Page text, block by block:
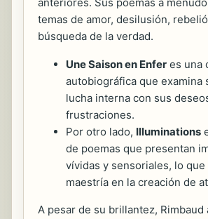
temas de amor, desilusión,
búsqueda de la verdad.
Une Saison en Enfer es una
autobiográfica que examina
lucha interna con sus
frustraciones.
Por otro lado, Illuminations
de poemas que presentan
vívidas y sensoriales, lo que
maestría en la creación de
A pesar de su brillantez, Rimbaud